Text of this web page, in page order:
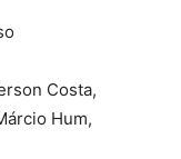
Costa,
Hum,